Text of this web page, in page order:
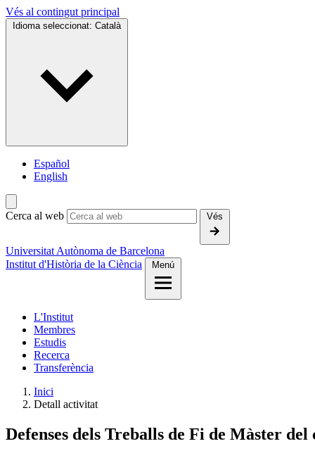
Vés al contingut principal
Idioma seleccionat: Català
Español
English
Cerca al web Vés
Universitat Autònoma de Barcelona
Institut d'Història de la Ciència
Menú
L'Institut
Membres
Estudis
Recerca
Transferència
Inici
Detall activitat
Defenses dels Treballs de Fi de Màster del